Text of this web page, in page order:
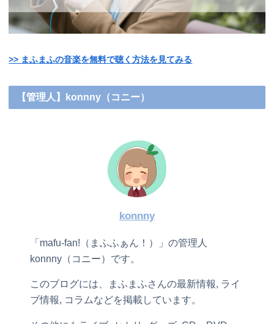
>> まふまふの音楽を無料で聴く方法を見てみる
【管理人】konnny（コニー）
konnny
「mafu-fan!（まふふぁん！）」の管理人
konnny（コニー）です。
このブログには、まふまふさんの最新情報, ライ
ブ情報, コラムなどを掲載しています。